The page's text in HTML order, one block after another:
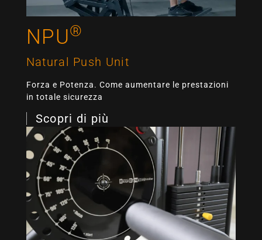
NPU®
Natural Push Unit
Forza e Potenza. Come aumentare le prestazioni
in totale sicurezza
Scopri di più